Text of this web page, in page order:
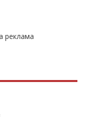
реклама